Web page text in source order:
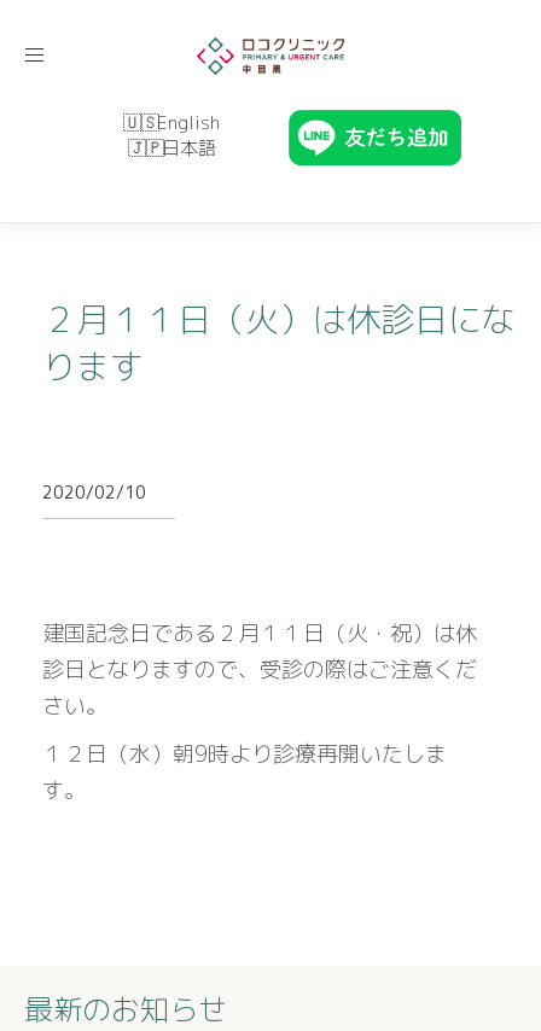
Toggle
English
日本語
２月１１日（火）は休診日にな
ります
2020/02/10
建国記念日である２月１１日（火・祝）は休
診日となりますので、受診の際はご注意くだ
さい。
１２日（水）朝9時より診療再開いたしま
す。
最新のお知らせ